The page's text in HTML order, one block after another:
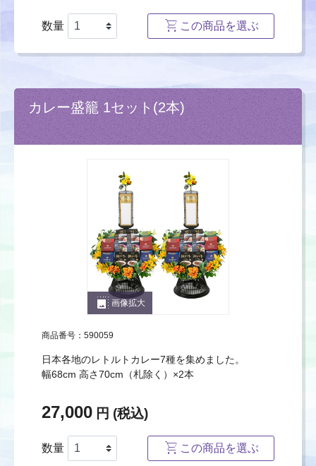
数量 この商品を選ぶ
カレー盛籠 1セット(2本)
photo_size_select_large 画像拡大
商品番号：590059
日本各地のレトルトカレー7種を集めました。
幅68cm 高さ70cm（札除く）×2本
27,000 円 (税込)
数量 この商品を選ぶ